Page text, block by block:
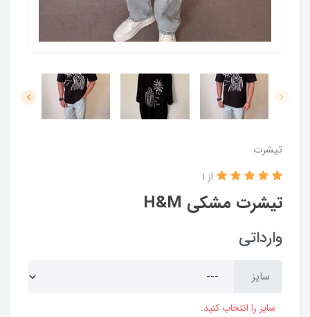
تیشرت
تیشرت مشکی H&M
از 1
وارداتی
سایز
سایز را انتخاب کنید.